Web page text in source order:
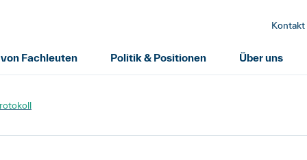
Kontakt
Fachleuten Politik & Positionen Über uns